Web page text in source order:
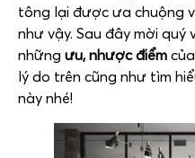
tông lại được ưa chuộng
như vậy. Sau đây mời quý
những ưu, nhược điểm
lý do trên cũng như tìm
này nhé!